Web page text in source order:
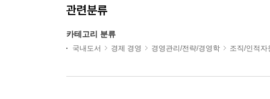
관련분류
카테고리 분류
국내도서 경제 경영 경영관리/전략/경영학 조직/인적자